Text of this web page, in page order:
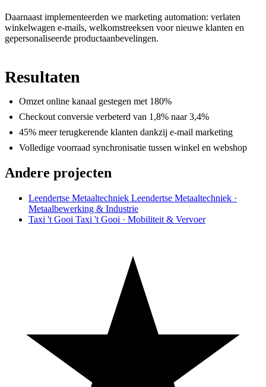
Daarnaast implementeerden we marketing automation: verlaten
winkelwagen e-mails, welkomstreeksen voor nieuwe klanten en
gepersonaliseerde productaanbevelingen.
Resultaten
Omzet online kanaal gestegen met 180%
Checkout conversie verbeterd van 1,8% naar 3,4%
45% meer terugkerende klanten dankzij e-mail marketing
Volledige voorraad synchronisatie tussen winkel en webshop
Andere projecten
Leendertse Metaaltechniek Leendertse Metaaltechniek ·
Metaalbewerking & Industrie
Taxi 't Gooi Taxi 't Gooi · Mobiliteit & Vervoer